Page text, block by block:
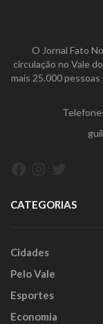
O Jornal Fato
circulação no Vale
mais 25.000
CATEGORIAS
Cidades
Pelo Vale
Esportes
Economia